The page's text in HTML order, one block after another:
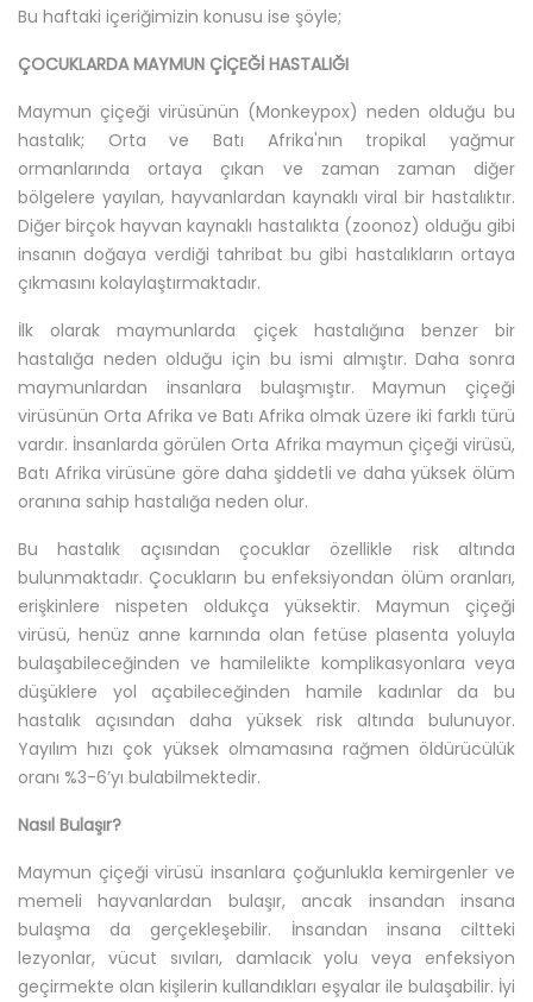
Bu haftaki içeriğimizin konusu ise şöyle;
ÇOCUKLARDA MAYMUN ÇİÇEĞİ HASTALIĞI
Maymun çiçeği virüsünün (Monkeypox) neden olduğu bu
hastalık; Orta ve Batı Afrika'nın tropikal yağmur
ormanlarında ortaya çıkan ve zaman zaman diğer
bölgelere yayılan, hayvanlardan kaynaklı viral bir hastalıktır.
Diğer birçok hayvan kaynaklı hastalıkta (zoonoz) olduğu gibi
insanın doğaya verdiği tahribat bu gibi hastalıkların ortaya
çıkmasını kolaylaştırmaktadır.
İlk olarak maymunlarda çiçek hastalığına benzer bir
hastalığa neden olduğu için bu ismi almıştır. Daha sonra
maymunlardan insanlara bulaşmıştır. Maymun çiçeği
virüsünün Orta Afrika ve Batı Afrika olmak üzere iki farklı türü
vardır. İnsanlarda görülen Orta Afrika maymun çiçeği virüsü,
Batı Afrika virüsüne göre daha şiddetli ve daha yüksek ölüm
oranına sahip hastalığa neden olur.
Bu hastalık açısından çocuklar özellikle risk altında
bulunmaktadır. Çocukların bu enfeksiyondan ölüm oranları,
erişkinlere nispeten oldukça yüksektir. Maymun çiçeği
virüsü, henüz anne karnında olan fetüse plasenta yoluyla
bulaşabileceğinden ve hamilelikte komplikasyonlara veya
düşüklere yol açabileceğinden hamile kadınlar da bu
hastalık açısından daha yüksek risk altında bulunuyor.
Yayılım hızı çok yüksek olmamasına rağmen öldürücülük
oranı %3-6’yı bulabilmektedir.
Nasıl Bulaşır?
Maymun çiçeği virüsü insanlara çoğunlukla kemirgenler ve
memeli hayvanlardan bulaşır, ancak insandan insana
bulaşma da gerçekleşebilir. İnsandan insana ciltteki
lezyonlar, vücut sıvıları, damlacık yolu veya enfeksiyon
geçirmekte olan kişilerin kullandıkları eşyalar ile bulaşabilir. İyi